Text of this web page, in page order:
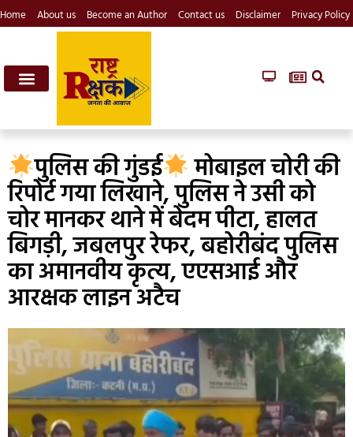
Home About us Become an Author Contact us Disclaimer Privacy Policy
पुलिस की गुंडई मोबाइल चोरी की
रिपोर्ट गया लिखाने, पुलिस ने उसी को
चोर मानकर थाने में बेदम पीटा, हालत
बिगड़ी, जबलपुर रेफर, बहोरीबंद पुलिस
का अमानवीय कृत्य, एएसआई और
आरक्षक लाइन अटैच